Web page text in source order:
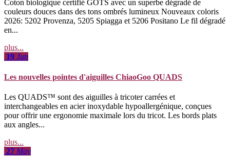
Coton biologique certifié GOTS avec un superbe dégradé de
couleurs douces dans des tons ombrés lumineux Nouveaux coloris
2026: 5202 Provenza, 5205 Spiagga et 5206 Positano Le fil dégradé
en...
plus...
19 Jun
Les nouvelles pointes d'aiguilles ChiaoGoo QUADS
Les QUADS™ sont des aiguilles à tricoter carrées et
interchangeables en acier inoxydable hypoallergénique, conçues
pour offrir une ergonomie maximale lors du tricot. Les bords plats
aux angles...
plus...
27 May